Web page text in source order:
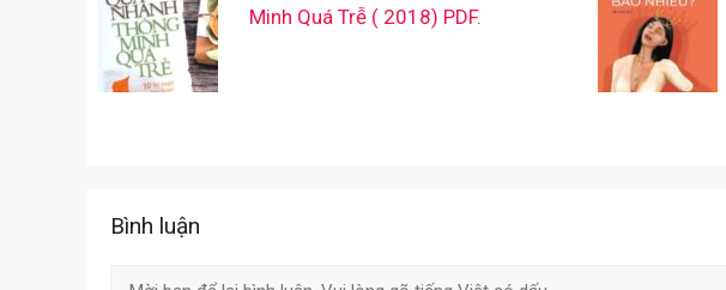
Minh Quá Trễ ( 2018) PDF.
Bình luận
Comment